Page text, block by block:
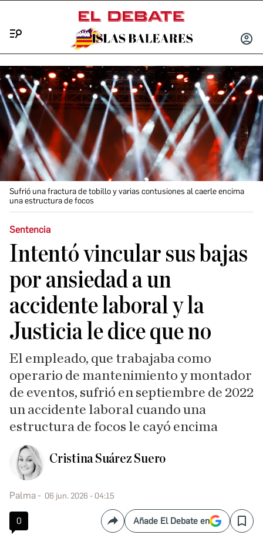
INICIAR
Sufrió una fractura de tobillo y varias contusiones al caerle encima
una estructura de focos
Sentencia
Intentó vincular sus bajas
por ansiedad a un
accidente laboral y la
Justicia le dice que no
El empleado, que trabajaba como
operario de mantenimiento y montador
de eventos, sufrió en septiembre de 2022
un accidente laboral cuando una
estructura de focos le cayó encima
Cristina Suárez Suero
Palma 06 jun. 2026 - 04:15
0 CompartirAñade El Debate en Save